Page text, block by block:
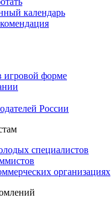
календарь
игровой форме
России
специалистов
организациях